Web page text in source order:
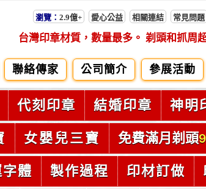
瀏覽： 2.9億+ 愛心公益 相關連結 常見問題
台灣印章材質，數量最多。 剃頭和抓周
聯絡傳家 公司簡介 參展活動
代刻印章 結婚印章 神明
女嬰兒三寶 免費滿月剃頭
字體 製作過程 印材訂做